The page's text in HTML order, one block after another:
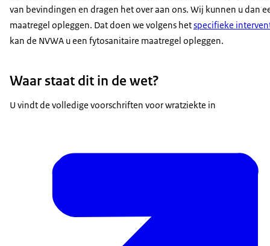
van bevindingen en dragen het over aan ons. Wij kunnen u dan
maatregel opleggen. Dat doen we volgens hetspecifieke
kan de NVWA u een fytosanitaire maatregel opleggen.
Waar staat dit in de wet?
U vindt de volledige voorschriften voor wratziekte in